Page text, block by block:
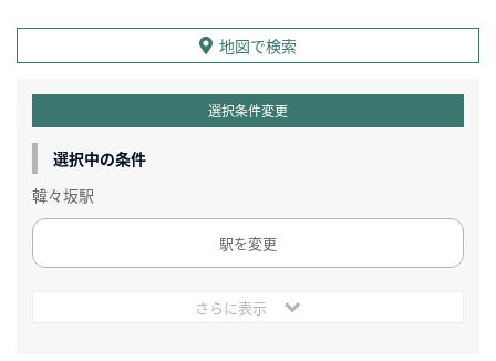
地図で検索
選択条件変更
選択中の条件
韓々坂駅
駅を変更
さらに表示